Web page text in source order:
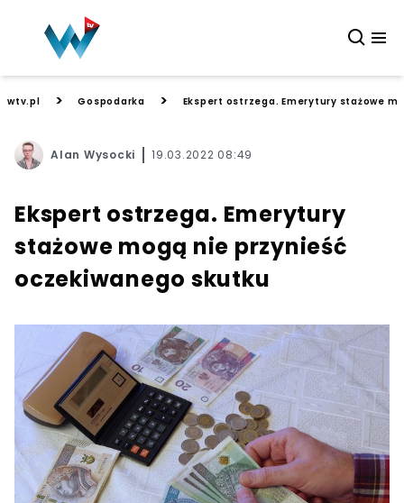
wtv.pl > Gospodarka > Ekspert ostrzega. Emerytury stażowe
Alan Wysocki 19.03.2022 08:49
Ekspert ostrzega. Emerytury
stażowe mogą nie przynieść
oczekiwanego skutku